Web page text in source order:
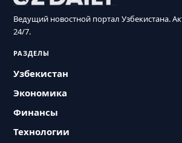
Ведущий новостной портал Узбекистана.
24/7.
РАЗДЕЛЫ
Узбекистан
Экономика
Финансы
Технологии